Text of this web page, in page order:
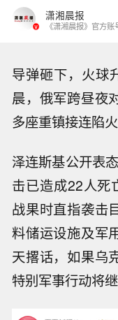
潇湘晨报
《潇湘晨报》官方账
导弹砸下，火球
晨，俄军跨昼夜
多座重镇接连陷火
泽连斯基公开表
击已造成22人死
战果时直指袭击
料储运设施及军
天撂话，如果乌
特别军事行动将继